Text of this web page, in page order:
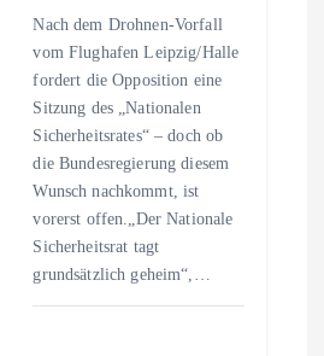
Nach dem Drohnen-Vorfall
vom Flughafen Leipzig/Halle
fordert die Opposition eine
Sitzung des „Nationalen
Sicherheitsrates“ – doch ob
die Bundesregierung diesem
Wunsch nachkommt, ist
vorerst offen.„Der Nationale
Sicherheitsrat tagt
grundsätzlich geheim“,…